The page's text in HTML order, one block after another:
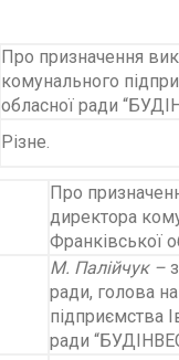
Про призначення
комунального
обласної ради
Різне.
Про
директора
Франківської
М. Палійчук –
ради, голова
підприємства
ради